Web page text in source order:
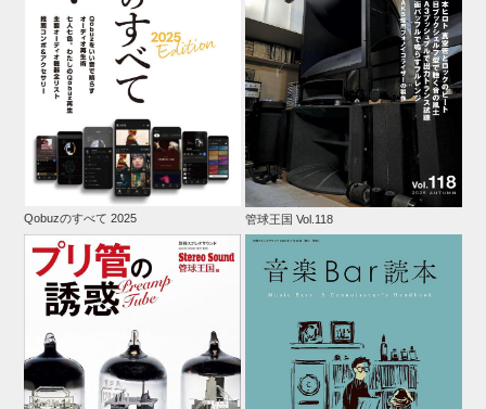
Qobuzのすべて 2025 管球王国 Vol.118